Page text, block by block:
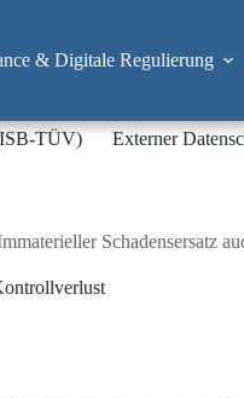
& Digitale Regulierung
TÜV) Externer
Schadensersatz